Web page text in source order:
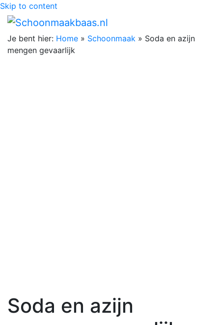
Skip to content
Je bent hier: Home » Schoonmaak » Soda en azijn
mengen gevaarlijk
Soda en azijn